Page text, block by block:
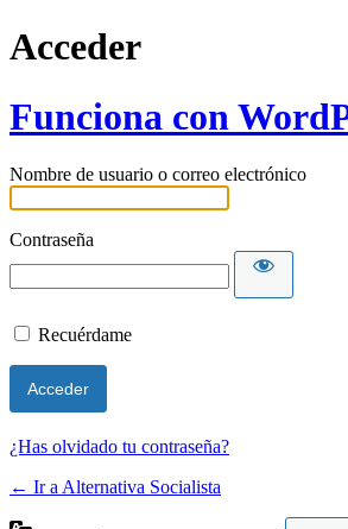
Acceder
Funciona con
Nombre de usuario o correo electrónico
Contraseña
Recuérdame
¿Has olvidado tu contraseña?
← Ir a Alternativa Socialista